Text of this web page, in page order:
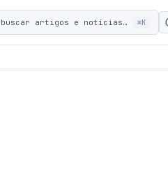
buscar artigos e notícias… ⌘K